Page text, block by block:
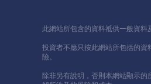
此網站所包含的資料祗供⼀般資
投資者不應只按此網站所包括的
險。
除非另有說明，否則本網站顯示